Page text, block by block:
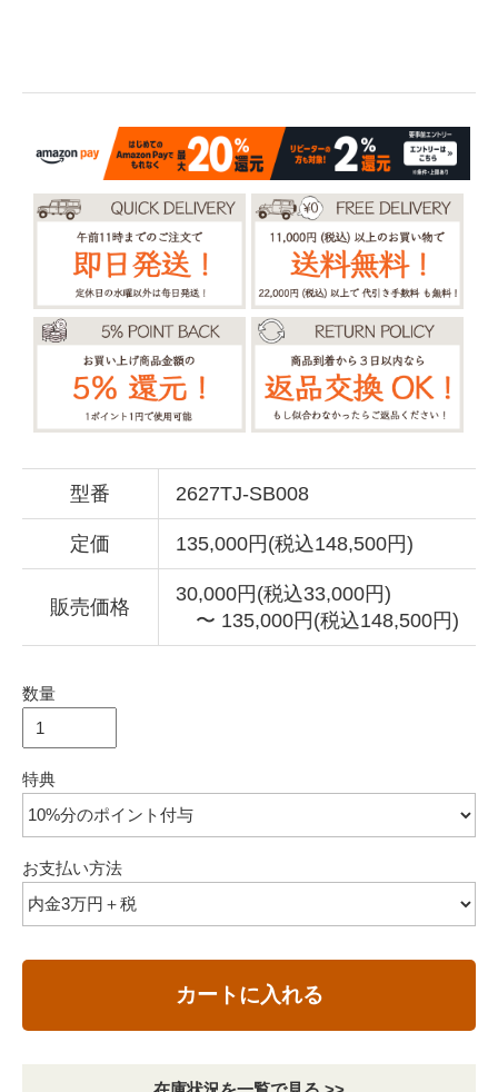
型番 2627TJ-SB008
定価 135,000円(税込148,500円)
販売価格
30,000円(税込33,000円)
〜 135,000円(税込148,500円)
数量
特典
お支払い方法
カートに入れる